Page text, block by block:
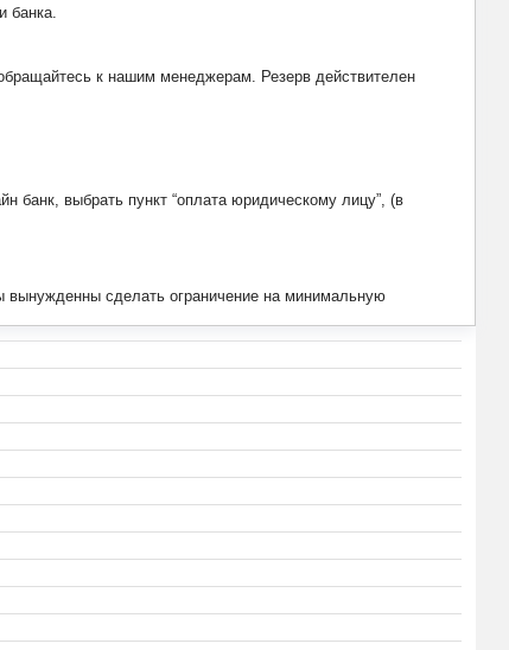
банка.
к нашим менеджерам. Резерв действителен
банк, выбрать пункт “оплата юридическому лицу”, (в
вынужденны сделать ограничение на минимальную